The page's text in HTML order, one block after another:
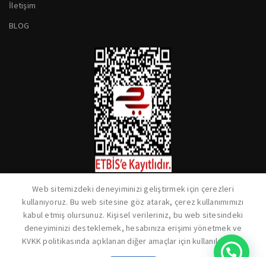
İletişim
BLOG
Web sitemizdeki deneyiminizi geliştirmek için çerezleri
kullanıyoruz. Bu web sitesine göz atarak, çerez kullanımımızı
kabul etmiş olursunuz. Kişisel verileriniz, bu web sitesindeki
deneyiminizi desteklemek, hesabınıza erişimi yönetmek ve
KVKK politikasında açıklanan diğer amaçlar için kullanılacaktır.